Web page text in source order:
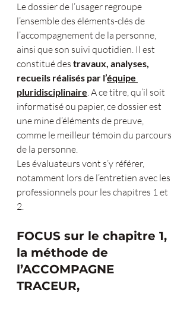
Le dossier de l’usager regroupe
l’ensemble des éléments-clés de
l’accompagnement de la personne,
ainsi que son suivi quotidien. Il est
constitué des travaux, analyses,
recueils réalisés par l’équipe
pluridisciplinaire. A ce titre, qu’il soit
informatisé ou papier, ce dossier est
une mine d’éléments de preuve,
comme le meilleur témoin du parcours
de la personne.
Les évaluateurs vont s’y référer,
notamment lors de l’entretien avec les
professionnels pour les chapitres 1 et
2.
FOCUS sur le chapitre 1,
la méthode de
l’ACCOMPAGNE
TRACEUR,